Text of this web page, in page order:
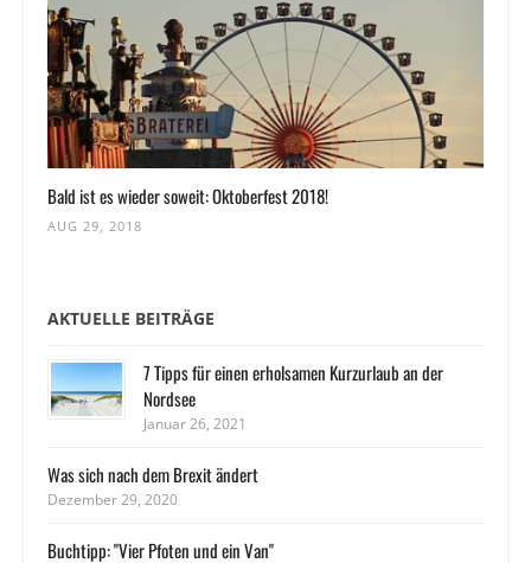
Bald ist es wieder soweit: Oktoberfest 2018!
AUG 29, 2018
AKTUELLE BEITRÄGE
7 Tipps für einen erholsamen Kurzurlaub an der
Nordsee
Januar 26, 2021
Was sich nach dem Brexit ändert
Dezember 29, 2020
Buchtipp: "Vier Pfoten und ein Van"